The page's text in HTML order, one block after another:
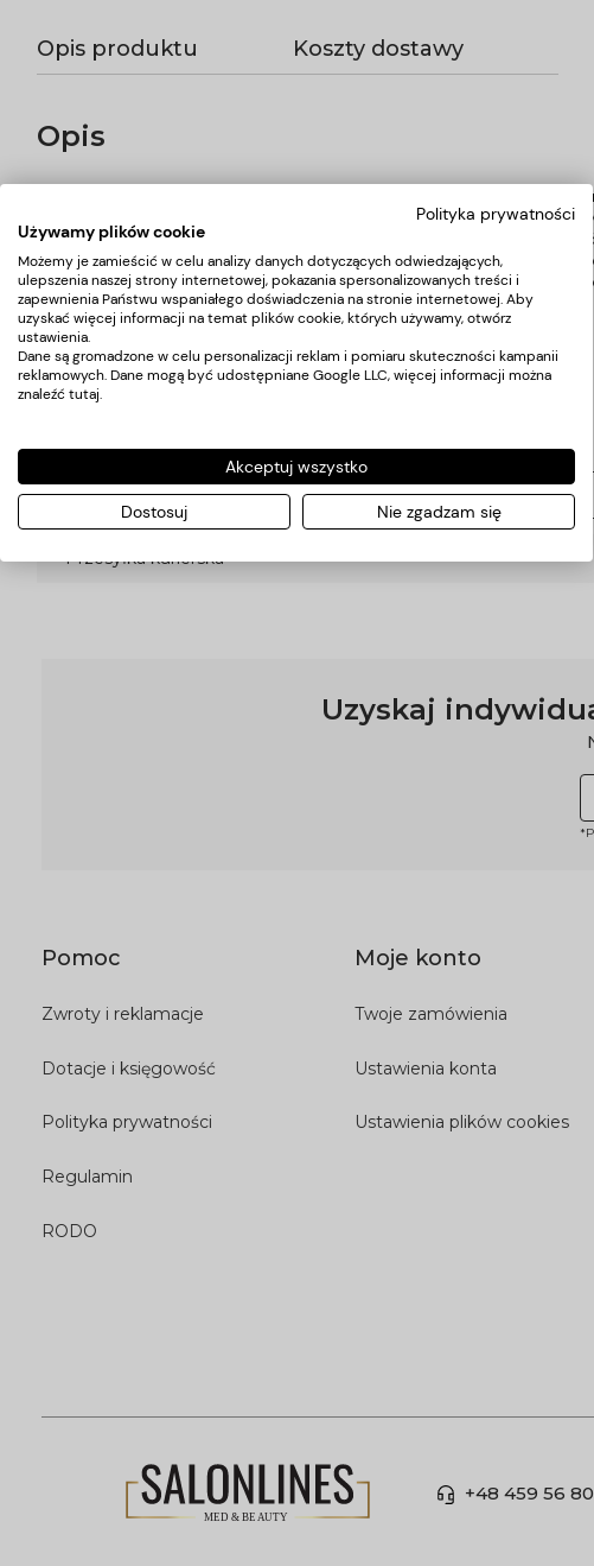
Opis produktu Koszty dostawy
Opis
FARMONA PODOLOGIC HERBAL Regenerujący krem do stóp
Wysoka zawartość mocznika, obecność ekstraktów roślinnych i
przeciwzapalne i bakteriobójcze. Przeznaczenie: bardzo sucha skóra
Działanie: optymalnie natłuszcza i głęboko nawilża skórę
EFEKTY: natłuszczenie głębokie nawilżenie skóry zregenerowanie
naskórka
Koszty dostawy
Kraj wysyłki:
Przesyłka kurierska
Uzyskaj
Pomoc
Zwroty i reklamacje
Dotacje i księgowość
Polityka prywatności
Regulamin
RODO
Moje konto
Twoje zamówienia
Ustawienia konta
Ustawienia plików cookies
+48 459 56
Polityka prywatności
Używamy plików cookie
Możemy je zamieścić w celu analizy danych dotyczących odwiedzających,
ulepszenia naszej strony internetowej, pokazania spersonalizowanych treści i
zapewnienia Państwu wspaniałego doświadczenia na stronie internetowej. Aby
uzyskać więcej informacji na temat plików cookie, których używamy, otwórz
ustawienia.
Dane są gromadzone w celu personalizacji reklam i pomiaru skuteczności kampanii
reklamowych. Dane mogą być udostępniane Google LLC, więcej informacji można
znaleźć tutaj.
Akceptuj wszystko
Dostosuj Nie zgadzam się